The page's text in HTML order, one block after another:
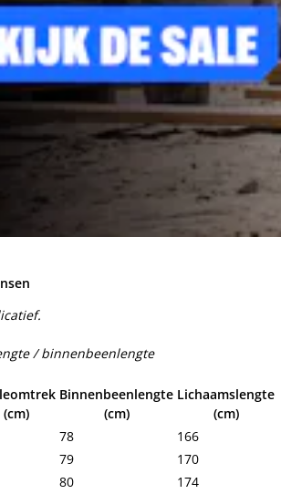
/ binnenbeenlengte
(cm)
Binnenbeenlengte
(cm)
Lichaamslengte
(cm)
78
166
79
170
80
174